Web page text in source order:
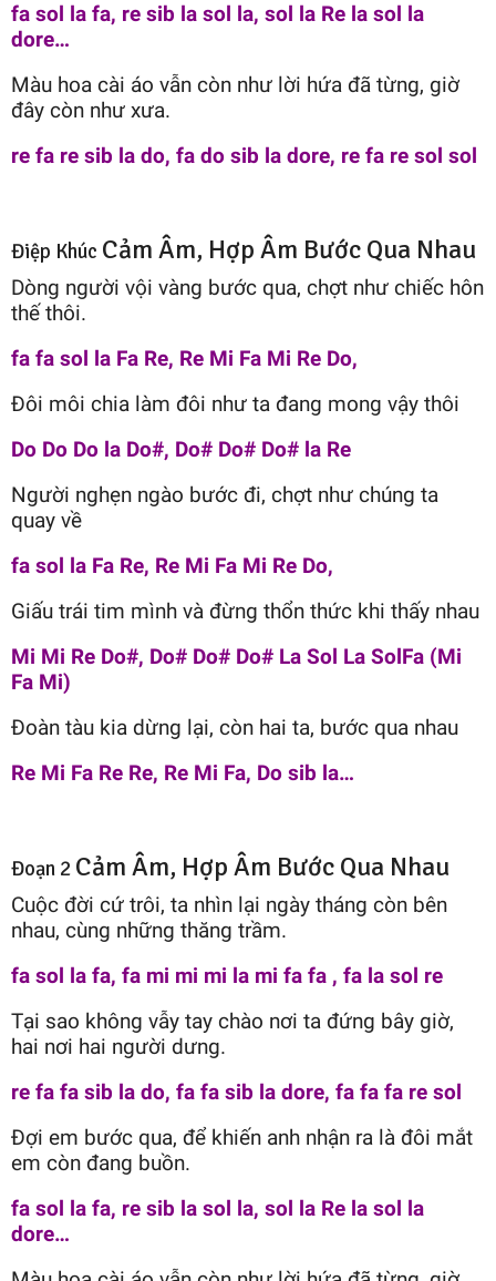
fa sol la fa, re sib la sol la, sol la Re la sol la
dore…
Màu hoa cài áo vẫn còn như lời hứa đã từng, giờ
đây còn như xưa.
re fa re sib la do, fa do sib la dore, re fa re sol sol
Điệp Khúc Cảm Âm, Hợp Âm Bước Qua Nhau
Dòng người vội vàng bước qua, chợt như chiếc hôn
thế thôi.
fa fa sol la Fa Re, Re Mi Fa Mi Re Do,
Đôi môi chia làm đôi như ta đang mong vậy thôi
Do Do Do la Do#, Do# Do# Do# la Re
Người nghẹn ngào bước đi, chợt như chúng ta
quay về
fa sol la Fa Re, Re Mi Fa Mi Re Do,
Giấu trái tim mình và đừng thổn thức khi thấy nhau
Mi Mi Re Do#, Do# Do# Do# La Sol La SolFa (Mi
Fa Mi)
Đoàn tàu kia dừng lại, còn hai ta, bước qua nhau
Re Mi Fa Re Re, Re Mi Fa, Do sib la…
Đoạn 2 Cảm Âm, Hợp Âm Bước Qua Nhau
Cuộc đời cứ trôi, ta nhìn lại ngày tháng còn bên
nhau, cùng những thăng trầm.
fa sol la fa, fa mi mi mi la mi fa fa , fa la sol re
Tại sao không vẫy tay chào nơi ta đứng bây giờ,
hai nơi hai người dưng.
re fa fa sib la do, fa fa sib la dore, fa fa fa re sol
Đợi em bước qua, để khiến anh nhận ra là đôi mắt
em còn đang buồn.
fa sol la fa, re sib la sol la, sol la Re la sol la
dore…